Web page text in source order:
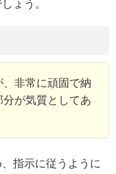
ょう。
非常に頑固で納
が気質としてあ
指示に従うように